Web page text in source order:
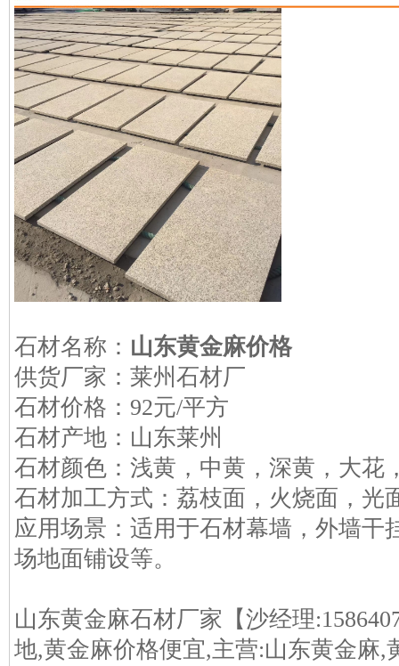
石材名称： 山东黄金麻价格
供货厂家：莱州石材厂
石材价格：92元/平方
石材产地：山东莱州
石材颜色：浅黄，中黄，深黄，大花
石材加工方式：荔枝面，火烧面，光
应用场景：适用于石材幕墙，外墙干
场地面铺设等。
山东黄金麻石材厂家【沙经理
地,黄金麻价格便宜,主营:山东黄金麻,